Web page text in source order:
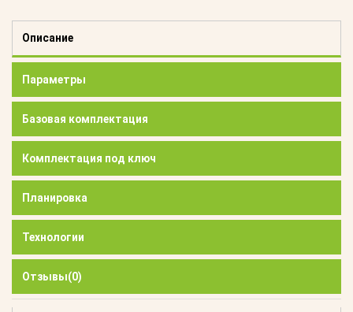
Описание
Параметры
Базовая комплектация
Комплектация под ключ
Планировка
Технологии
Отзывы(0)